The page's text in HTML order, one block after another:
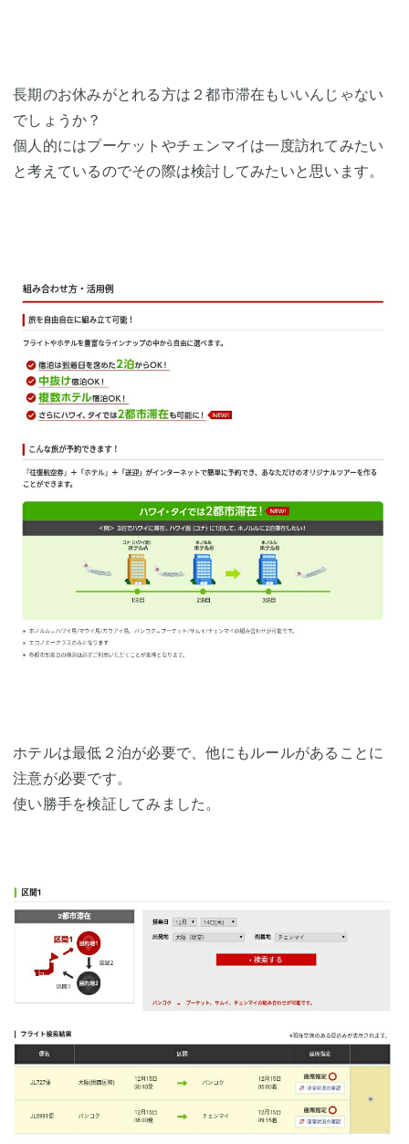
長期のお休みがとれる方は２都市滞在もいいんじゃない
でしょうか？
個人的にはプーケットやチェンマイは一度訪れてみたい
と考えているのでその際は検討してみたいと思います。
ホテルは最低２泊が必要で、他にもルールがあることに
注意が必要です。
使い勝手を検証してみました。